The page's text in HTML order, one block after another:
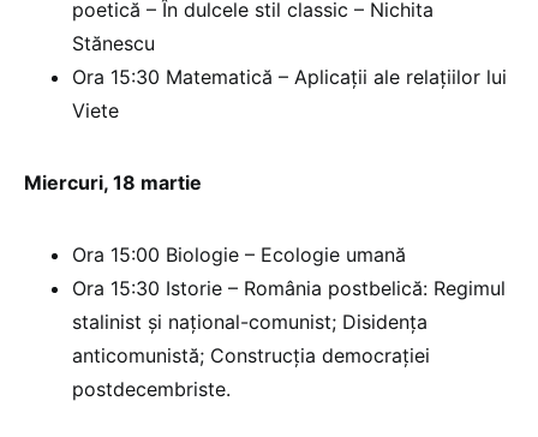
poetică – În dulcele stil classic – Nichita
Stănescu
Ora 15:30 Matematică – Aplicaţii ale relaţiilor lui
Viete
Miercuri, 18 martie
Ora 15:00 Biologie – Ecologie umană
Ora 15:30 Istorie – România postbelică: Regimul
stalinist şi naţional-comunist; Disidenţa
anticomunistă; Construcţia democraţiei
postdecembriste.